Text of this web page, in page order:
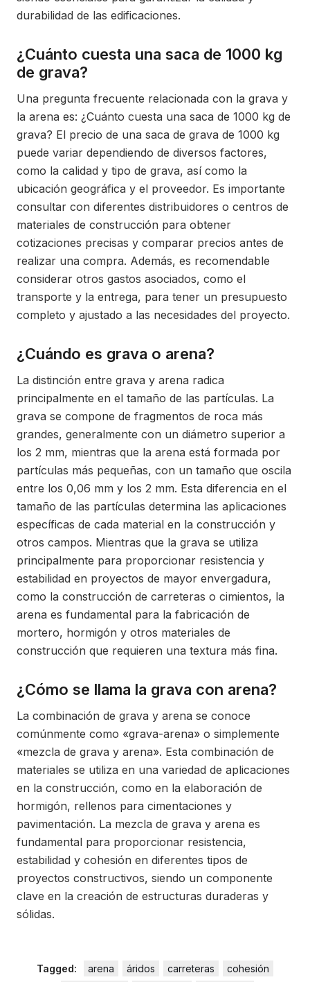
durabilidad de las edificaciones.
¿Cuánto cuesta una saca de 1000 kg
de grava?
Una pregunta frecuente relacionada con la grava y
la arena es: ¿Cuánto cuesta una saca de 1000 kg de
grava? El precio de una saca de grava de 1000 kg
puede variar dependiendo de diversos factores,
como la calidad y tipo de grava, así como la
ubicación geográfica y el proveedor. Es importante
consultar con diferentes distribuidores o centros de
materiales de construcción para obtener
cotizaciones precisas y comparar precios antes de
realizar una compra. Además, es recomendable
considerar otros gastos asociados, como el
transporte y la entrega, para tener un presupuesto
completo y ajustado a las necesidades del proyecto.
¿Cuándo es grava o arena?
La distinción entre grava y arena radica
principalmente en el tamaño de las partículas. La
grava se compone de fragmentos de roca más
grandes, generalmente con un diámetro superior a
los 2 mm, mientras que la arena está formada por
partículas más pequeñas, con un tamaño que oscila
entre los 0,06 mm y los 2 mm. Esta diferencia en el
tamaño de las partículas determina las aplicaciones
específicas de cada material en la construcción y
otros campos. Mientras que la grava se utiliza
principalmente para proporcionar resistencia y
estabilidad en proyectos de mayor envergadura,
como la construcción de carreteras o cimientos, la
arena es fundamental para la fabricación de
mortero, hormigón y otros materiales de
construcción que requieren una textura más fina.
¿Cómo se llama la grava con arena?
La combinación de grava y arena se conoce
comúnmente como «grava-arena» o simplemente
«mezcla de grava y arena». Esta combinación de
materiales se utiliza en una variedad de aplicaciones
en la construcción, como en la elaboración de
hormigón, rellenos para cimentaciones y
pavimentación. La mezcla de grava y arena es
fundamental para proporcionar resistencia,
estabilidad y cohesión en diferentes tipos de
proyectos constructivos, siendo un componente
clave en la creación de estructuras duraderas y
sólidas.
Tagged: arena áridos carreteras
cohesión